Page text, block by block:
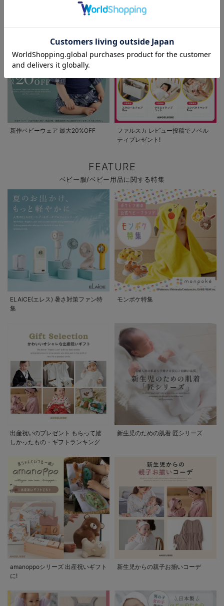
お気に入り商品を確認する
OFF
新作ベビーウェア 最大20%OFF
ファルスカ レビュー投稿でノベル
ティプレゼント!
FEATURE
ベビー服/ベビー用品に関する特集
ELAiCE(エレス) 暑さ対策ファン特
集
モンポケ特集
出産祝いのプレゼント もらって嬉
しかったもの・ギフトランキング
新生児のための肌着 匠シリーズ
amanoppoシリーズ 出産祝いギフト
に!
新生児からの親子お揃いコーデ